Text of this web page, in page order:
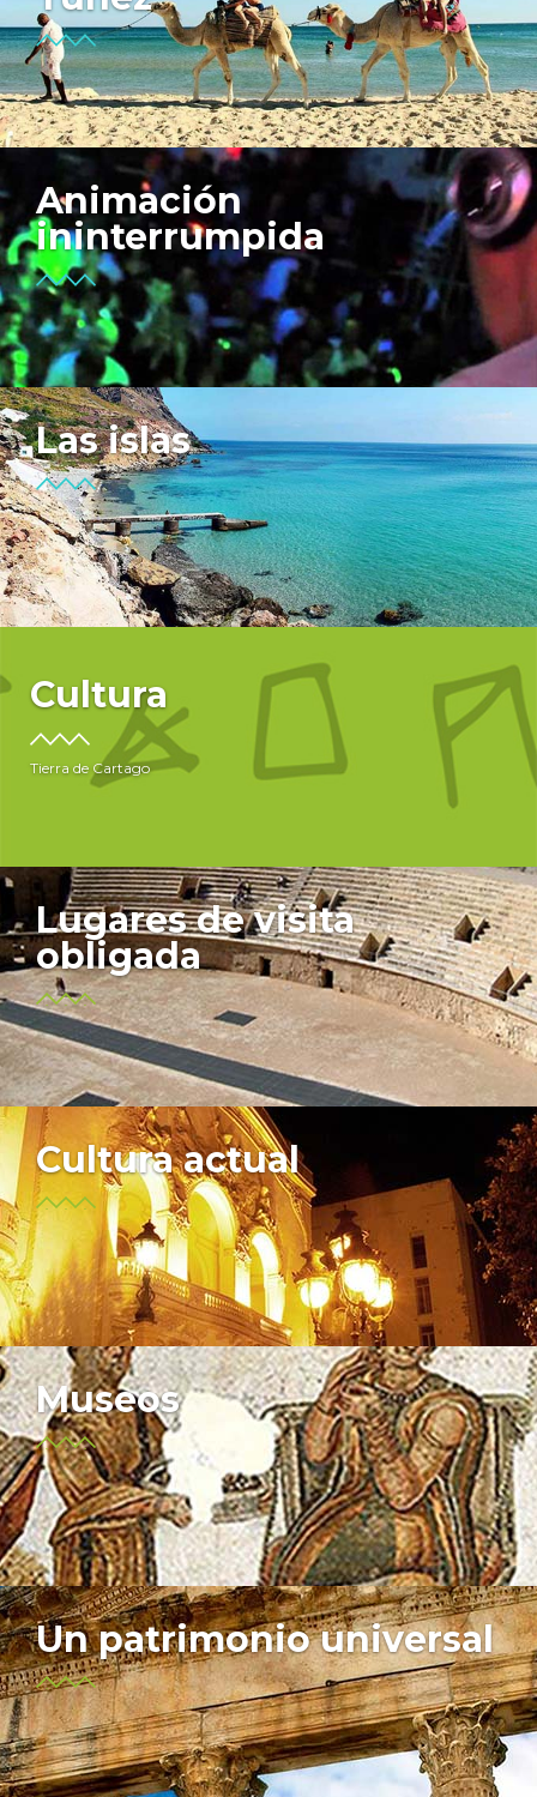
Animación
ininterrumpida
Las islas
Cultura
Tierra de Cartago
Lugares de visita
obligada
Cultura actual
Museos
Un patrimonio universal